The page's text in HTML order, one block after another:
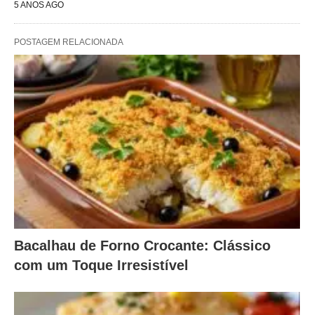
5 ANOS AGO
POSTAGEM RELACIONADA
Bacalhau de Forno Crocante: Clássico
com um Toque Irresistível